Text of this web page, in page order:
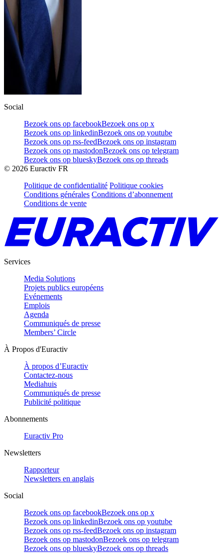
Social
Bezoek ons op facebookBezoek ons op x
Bezoek ons op linkedinBezoek ons op youtube
Bezoek ons op rss-feedBezoek ons op instagram
Bezoek ons op mastodonBezoek ons op telegram
Bezoek ons op blueskyBezoek ons op threads
© 2026 Euractiv FR
Politique de confidentialité Politique cookies
Conditions générales Conditions d’abonnement
Conditions de vente
Services
Media Solutions
Projets publics européens
Evénements
Emplois
Agenda
Communiqués de presse
Members’ Circle
À Propos d'Euractiv
À propos d’Euractiv
Contactez-nous
Mediahuis
Communiqués de presse
Publicité politique
Abonnements
Euractiv Pro
Newsletters
Rapporteur
Newsletters en anglais
Social
Bezoek ons op facebookBezoek ons op x
Bezoek ons op linkedinBezoek ons op youtube
Bezoek ons op rss-feedBezoek ons op instagram
Bezoek ons op mastodonBezoek ons op telegram
Bezoek ons op blueskyBezoek ons op threads